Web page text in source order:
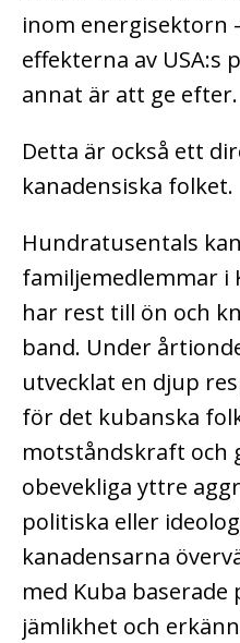
inom energisektorn
effekterna av USA:s
annat är att ge efter.
Detta är också ett
kanadensiska folket.
Hundratusentals
familjemedlemmar i
har rest till ön och
band. Under
utvecklat en djup
för det kubanska
motståndskraft och
obevekliga yttre
politiska eller
kanadensarna
med Kuba
jämlikhet och